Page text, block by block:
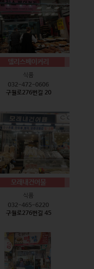
델리스베이커리
식품
032-472-0606
구월로276번길 20
모래내건어물
식품
032-465-6220
구월로276번길 45